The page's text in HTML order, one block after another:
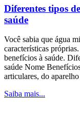
Diferentes tipos
saúde
Você sabia que água
características
benefícios à saúde.
saúde Nome
articulares, do
Saiba mais...